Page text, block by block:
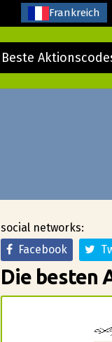
Beste
Frankreich
social networks:
Facebook
Die besten